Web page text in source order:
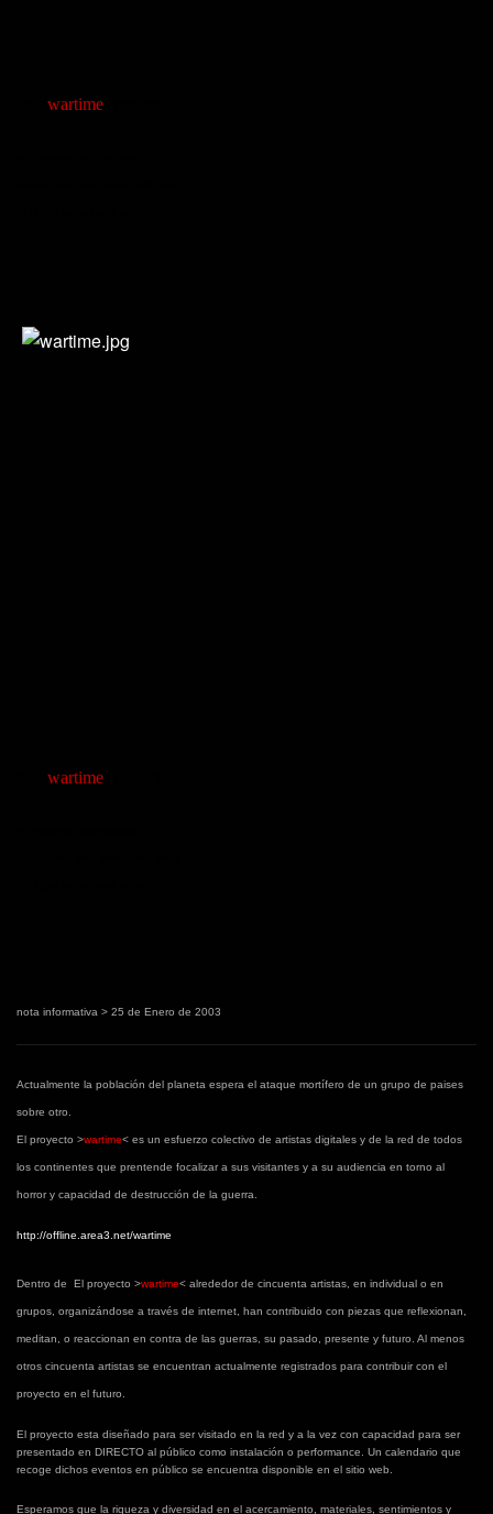
wartime
wartime
nota informativa > 25 de Enero de 2003
Actualmente la población del planeta espera el ataque mortífero de un grupo de paises
sobre otro.
El proyecto >wartime< es un esfuerzo colectivo de artistas digitales y de la red de todos
los continentes que prentende focalizar a sus visitantes y a su audiencia en torno al
horror y capacidad de destrucción de la guerra.
http://offline.area3.net/wartime
Dentro de El proyecto >wartime< alrededor de cincuenta artistas, en individual o en
grupos, organizándose a través de internet, han contribuido con piezas que reflexionan,
meditan, o reaccionan en contra de las guerras, su pasado, presente y futuro. Al menos
otros cincuenta artistas se encuentran actualmente registrados para contribuir con el
proyecto en el futuro.
El proyecto esta diseñado para ser visitado en la red y a la vez con capacidad para ser
presentado en DIRECTO al público como instalación o performance. Un calendario que
recoge dichos eventos en público se encuentra disponible en el sitio web.
Esperamos que la riqueza y diversidad en el acercamiento, materiales, sentimientos y